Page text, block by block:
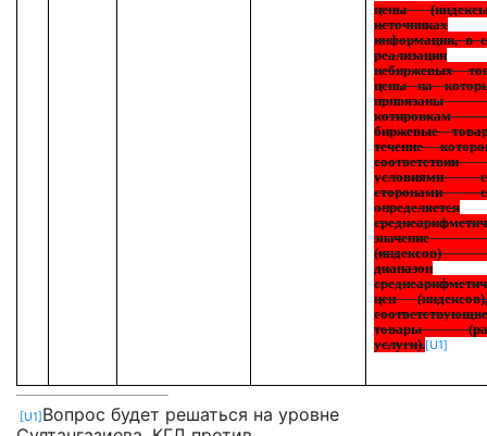
цены
источниках
информации, в
реализации
небиржевых
цены на
биржевые
течение
условиями
сторонами
определяется
значение
(индексов)
диапазон
цен
товары
услуги).[U1]
[U1]Вопрос будет решаться на уровне